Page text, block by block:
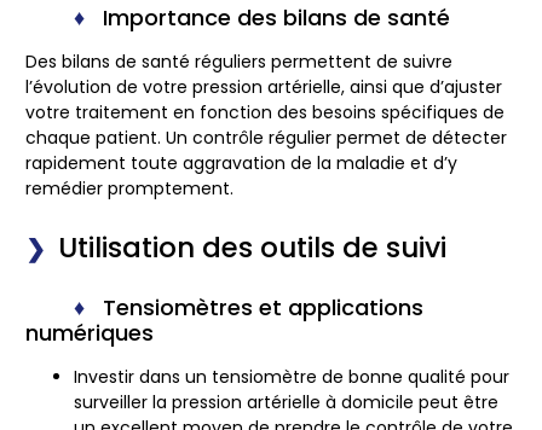
Importance des bilans de santé
Des bilans de santé réguliers permettent de suivre
l’évolution de votre pression artérielle, ainsi que d’ajuster
votre traitement en fonction des besoins spécifiques de
chaque patient. Un contrôle régulier permet de détecter
rapidement toute aggravation de la maladie et d’y
remédier promptement.
Utilisation des outils de suivi
Tensiomètres et applications
numériques
Investir dans un tensiomètre de bonne qualité pour
surveiller la pression artérielle à domicile peut être